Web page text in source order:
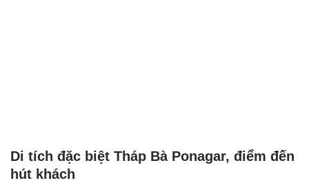
Di tích đặc biệt Tháp Bà Ponagar, điểm đến
hút khách